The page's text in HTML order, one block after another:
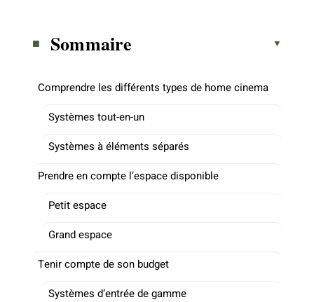
Sommaire
Comprendre les différents types de home cinema
Systèmes tout-en-un
Systèmes à éléments séparés
Prendre en compte l’espace disponible
Petit espace
Grand espace
Tenir compte de son budget
Systèmes d’entrée de gamme